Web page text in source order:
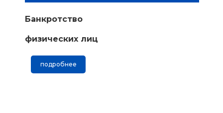
Банкротство
физических лиц
подробнее